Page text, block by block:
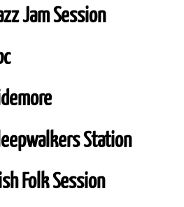
Jam Session
Station
Folk Session